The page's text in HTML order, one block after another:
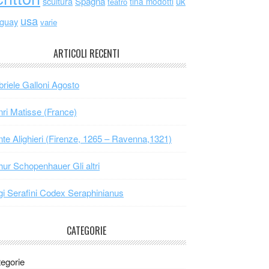
usa varie
ARTICOLI RECENTI
Galloni Agosto
Matisse (France)
Alighieri (Firenze, 1265 – Ravenna,1321)
Schopenhauer Gli altri
Serafini Codex Seraphinianus
CATEGORIE